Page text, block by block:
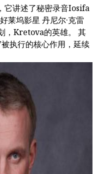
它讲述了秘密录音Iosifa
莱坞影星 丹尼尔·克雷
，Kretova的英雄。 其
执行的核心作用，延续